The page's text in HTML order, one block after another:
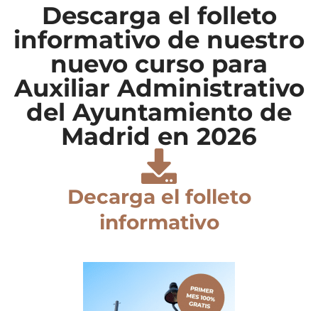
Descarga el folleto
informativo de nuestro
nuevo curso para
Auxiliar Administrativo
del Ayuntamiento de
Madrid en 2026
Decarga el folleto
informativo